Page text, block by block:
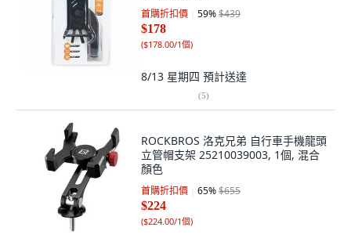
首購折扣價 59%$439
$178
($178.00/1個)
8/13 星期四 預計送達
(5)
ROCKBROS 洛克兄弟 自行車手機龍頭
立管帽支架 25210039003, 1個, 混合
顏色
首購折扣價 65%$655
$224
($224.00/1個)